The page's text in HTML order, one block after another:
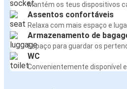
Mantém os teus dispositivos
Assentos confortáveis
Relaxa com mais espaço e
Armazenamento de
Espaço para guardar os
WC
Convenientemente disponível